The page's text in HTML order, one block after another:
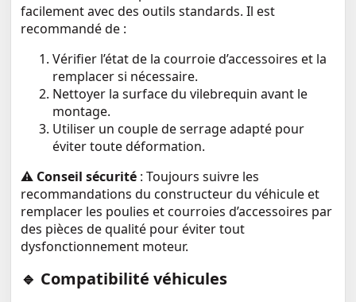
facilement avec des outils standards. Il est
recommandé de :
Vérifier l’état de la courroie d’accessoires et la
remplacer si nécessaire.
Nettoyer la surface du vilebrequin avant le
montage.
Utiliser un couple de serrage adapté pour
éviter toute déformation.
⚠️ Conseil sécurité : Toujours suivre les
recommandations du constructeur du véhicule et
remplacer les poulies et courroies d’accessoires par
des pièces de qualité pour éviter tout
dysfonctionnement moteur.
🔹 Compatibilité véhicules